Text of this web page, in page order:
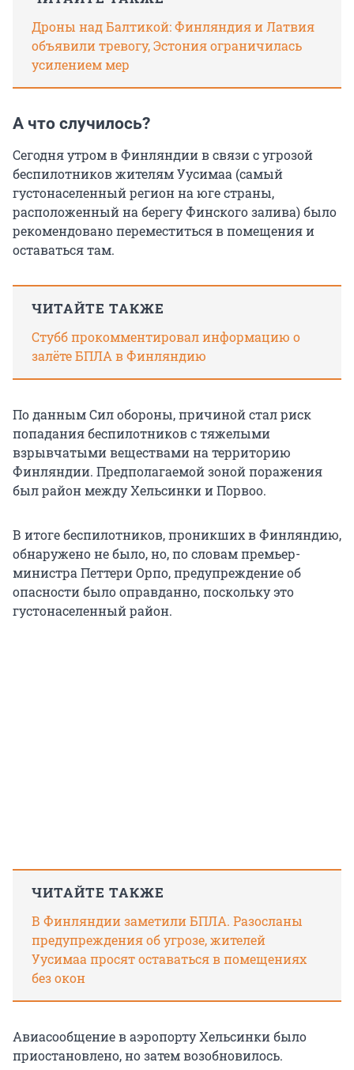
Дроны над Балтикой: Финляндия и Латвия
объявили тревогу, Эстония ограничилась
усилением мер
А что случилось?
Сегодня утром в Финляндии в связи с угрозой
беспилотников жителям Уусимаа (самый
густонаселенный регион на юге страны,
расположенный на берегу Финского залива) было
рекомендовано переместиться в помещения и
оставаться там.
ЧИТАЙТЕ ТАКЖЕ
Стубб прокомментировал информацию о
залёте БПЛА в Финляндию
По данным Сил обороны, причиной стал риск
попадания беспилотников с тяжелыми
взрывчатыми веществами на территорию
Финляндии. Предполагаемой зоной поражения
был район между Хельсинки и Порвоо.
В итоге беспилотников, проникших в Финляндию,
обнаружено не было, но, по словам премьер-
министра Петтери Орпо, предупреждение об
опасности было оправданно, поскольку это
густонаселенный район.
ЧИТАЙТЕ ТАКЖЕ
В Финляндии заметили БПЛА. Разосланы
предупреждения об угрозе, жителей
Уусимаа просят оставаться в помещениях
без окон
Авиасообщение в аэропорту Хельсинки было
приостановлено, но затем возобновилось.